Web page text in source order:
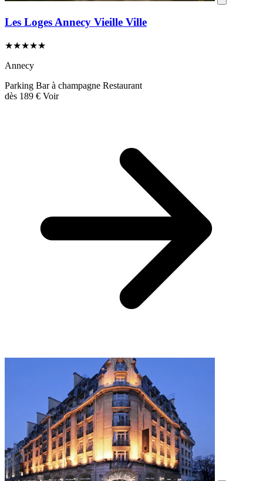
Les Loges Annecy Vieille Ville
★★★★★
Annecy
Parking Bar à champagne Restaurant
dès 189 € Voir